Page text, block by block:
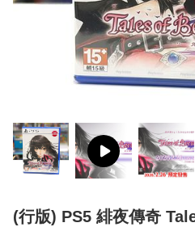
(行版) PS5 緋夜傳奇